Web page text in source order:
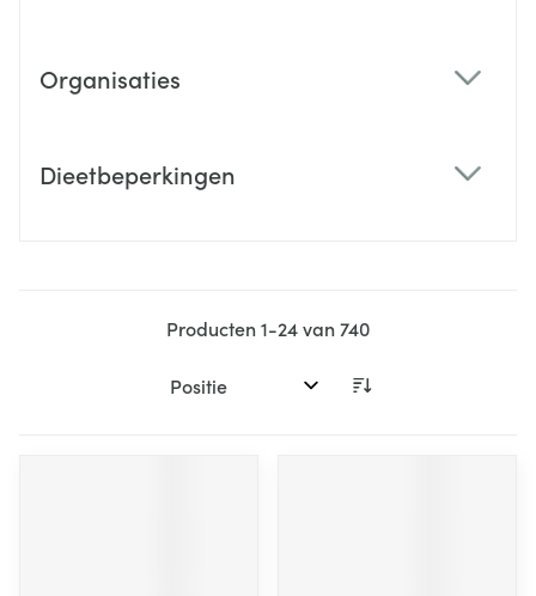
Organisaties
Dieetbeperkingen
Producten1-24van740
Sorteer op: